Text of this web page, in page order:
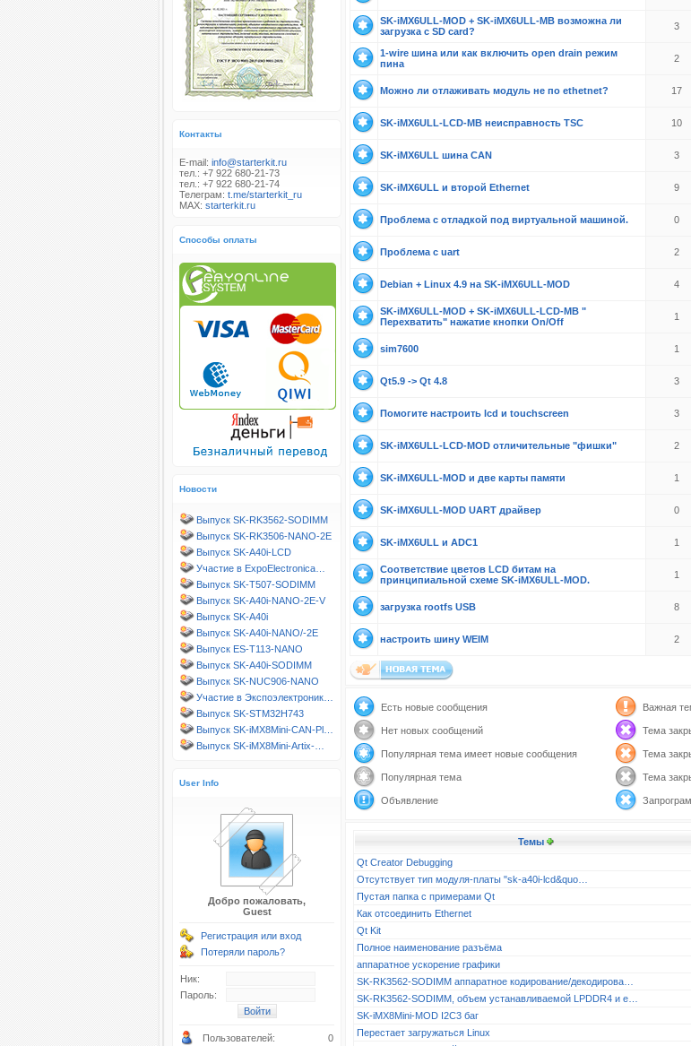
Контакты
E-mail: info@starterkit.ru
тел.: +7 922 680-21-73
тел.: +7 922 680-21-74
Телеграм: t.me/starterkit_ru
MAX: starterkit.ru
Способы оплаты
Новости
Выпуск SK-RK3562-SODIMM
Выпуск SK-RK3506-NANO-2E
Выпуск SK-A40i-LCD
Участие в ExpoElectronica…
Выпуск SK-T507-SODIMM
Выпуск SK-A40i-NANO-2E-V
Выпуск SK-A40i
Выпуск SK-A40i-NANO/-2E
Выпуск ES-T113-NANO
Выпуск SK-A40i-SODIMM
Выпуск SK-NUC906-NANO
Участие в Экспоэлектроник…
Выпуск SK-STM32H743
Выпуск SK-iMX8Mini-CAN-Pl…
Выпуск SK-iMX8Mini-Artix-…
User Info
Добро пожаловать,
Guest
Регистрация или вход
Потеряли пароль?
Ник:
Пароль:
Пользователей: 0
SK-iMX6ULL-MOD + SK-iMX6ULL-MB возможна ли
загрузка с SD card?
3
1-wire шина или как включить open drain режим
пина
2
Можно ли отлаживать модуль не по ethetnet? 17
SK-iMX6ULL-LCD-MB неисправность TSC 10
SK-iMX6ULL шина CAN 3
SK-iMX6ULL и второй Ethernet 9
Проблема с отладкой под виртуальной машиной. 0
Проблема с uart 2
Debian + Linux 4.9 на SK-iMX6ULL-MOD 4
SK-iMX6ULL-MOD + SK-iMX6ULL-LCD-MB "
Перехватить" нажатие кнопки On/Off
1
sim7600 1
Qt5.9 -> Qt 4.8 3
Помогите настроить lcd и touchscreen 3
SK-iMX6ULL-LCD-MOD отличительные "фишки" 2
SK-iMX6ULL-MOD и две карты памяти 1
SK-iMX6ULL-MOD UART драйвер 0
SK-iMX6ULL и ADC1 1
Соответствие цветов LCD битам на
принципиальной схеме SK-iMX6ULL-MOD.
1
загрузка rootfs USB 8
настроить шину WEIM 2
Есть новые сообщения Важная
Нет новых сообщений Тема
Популярная тема имеет новые сообщения Тема
Популярная тема Тема
Объявление
Темы
Qt Creator Debugging
Отсутствует тип модуля-платы "sk-a40i-lcd&quo…
Пустая папка с примерами Qt
Как отсоединить Ethernet
Qt Kit
Полное наименование разъёма
аппаратное ускорение графики
SK-RK3562-SODIMM аппаратное кодирование/декодирова…
SK-RK3562-SODIMM, объем устанавливаемой LPDDR4 и e…
SK-iMX8Mini-MOD I2C3 баг
Перестает загружаться Linux